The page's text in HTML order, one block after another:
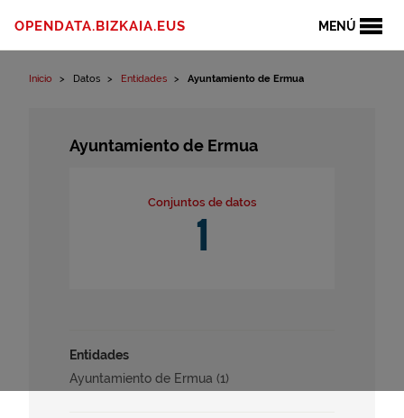
MENÚ
OPENDATA.BIZKAIA.EUS
Inicio Datos Entidades Ayuntamiento de Ermua
Ayuntamiento de Ermua
Conjuntos de datos
1
Entidades
Ayuntamiento de Ermua (1)